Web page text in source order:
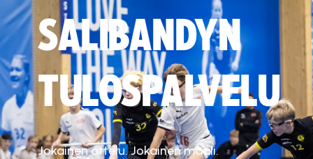
SALIBANDYN
TULOSPALVELU
Jokainen ottelu. Jokainen maali.